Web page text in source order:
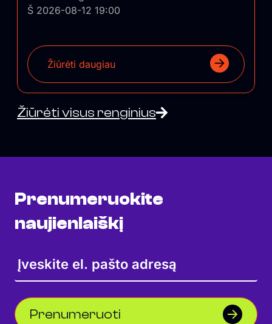
Š 2026-08-12 19:00
Žiūrėti daugiau
Žiūrėti visus renginius
Prenumeruokite
naujienlaiškį
Prenumeruoti